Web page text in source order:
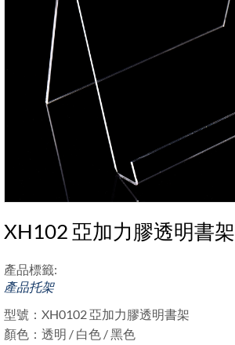
XH102 亞加力膠透明書架
產品標籤:
產品托架
型號：XH0102 亞加力膠透明書架
顏色：透明 / 白色 / 黑色